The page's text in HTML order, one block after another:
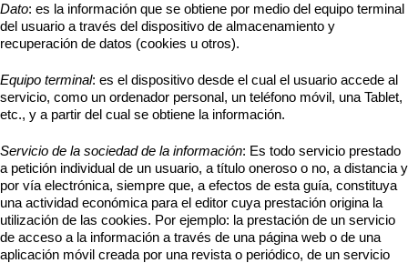
Dato: es la información que se obtiene por medio del equipo terminal
del usuario a través del dispositivo de almacenamiento y
recuperación de datos (cookies u otros).
Equipo terminal: es el dispositivo desde el cual el usuario accede al
servicio, como un ordenador personal, un teléfono móvil, una Tablet,
etc., y a partir del cual se obtiene la información.
Servicio de la sociedad de la información: Es todo servicio prestado
a petición individual de un usuario, a título oneroso o no, a distancia y
por vía electrónica, siempre que, a efectos de esta guía, constituya
una actividad económica para el editor cuya prestación origina la
utilización de las cookies. Por ejemplo: la prestación de un servicio
de acceso a la información a través de una página web o de una
aplicación móvil creada por una revista o periódico, de un servicio